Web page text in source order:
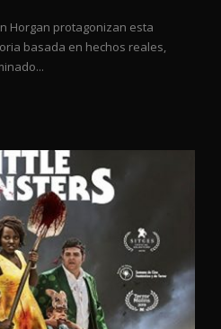
Horgan protagonizan esta
basada en hechos reales,